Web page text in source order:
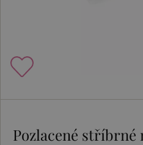
Pozlacené stříbrné